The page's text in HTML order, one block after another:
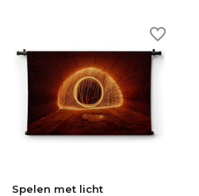
Spelen met licht